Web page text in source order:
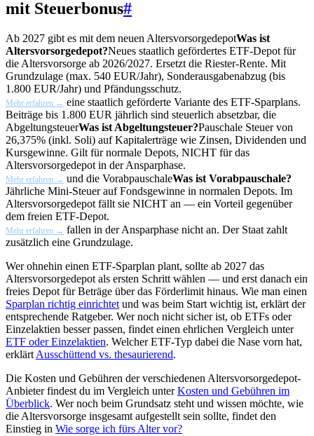
mit Steuerbonus#
Ab 2027 gibt es mit dem neuen AltersvorsorgedepotWas ist
Altersvorsorgedepot?Neues staatlich gefördertes ETF-Depot für
die Altersvorsorge ab 2026/2027. Ersetzt die Riester-Rente. Mit
Grundzulage (max. 540 EUR/Jahr), Sonderausgabenabzug (bis
1.800 EUR/Jahr) und Pfändungsschutz.
Mehr erfahren → eine staatlich geförderte Variante des ETF-Sparplans.
Beiträge bis 1.800 EUR jährlich sind steuerlich absetzbar, die
AbgeltungsteuerWas ist Abgeltungsteuer?Pauschale Steuer von
26,375% (inkl. Soli) auf Kapitalerträge wie Zinsen, Dividenden und
Kursgewinne. Gilt für normale Depots, NICHT für das
Altersvorsorgedepot in der Ansparphase.
Mehr erfahren → und die VorabpauschaleWas ist Vorabpauschale?
Jährliche Mini-Steuer auf Fondsgewinne in normalen Depots. Im
Altersvorsorgedepot fällt sie NICHT an — ein Vorteil gegenüber
dem freien ETF-Depot.
Mehr erfahren → fallen in der Ansparphase nicht an. Der Staat zahlt
zusätzlich eine Grundzulage.
Wer ohnehin einen ETF-Sparplan plant, sollte ab 2027 das
Altersvorsorgedepot als ersten Schritt wählen — und erst danach ein
freies Depot für Beträge über das Förderlimit hinaus. Wie man einen
Sparplan richtig einrichtet und was beim Start wichtig ist, erklärt der
entsprechende Ratgeber. Wer noch nicht sicher ist, ob ETFs oder
Einzelaktien besser passen, findet einen ehrlichen Vergleich unter
ETF oder Einzelaktien. Welcher ETF-Typ dabei die Nase vorn hat,
erklärt Ausschüttend vs. thesaurierend.
Die Kosten und Gebühren der verschiedenen Altersvorsorgedepot-
Anbieter findest du im Vergleich unterKosten und Gebühren im
Überblick. Wer noch beim Grundsatz steht und wissen möchte, wie
die Altersvorsorge insgesamt aufgestellt sein sollte, findet den
Einstieg in Wie sorge ich fürs Alter vor?